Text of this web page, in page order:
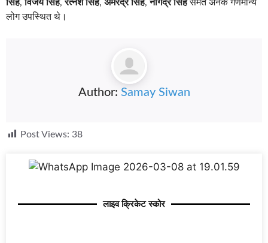
सिंह,विजय सिंह,रत्नेश सिंह, अमरेंद्र सिंह,नागेंद्र सिंहसमेत अनेक गणमान्य
लोग उपस्थित थे।
Author: Samay Siwan
Post Views: 38
लाइव क्रिकेट स्कोर